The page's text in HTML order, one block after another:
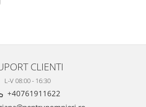
CLIENTI
L-V 08:00 - 16:30
+40761911622